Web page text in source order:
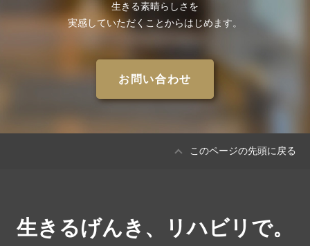
⽣きる素晴らしさを
実感していただくことからはじめます。
お問い合わせ
このページの先頭に戻る
生きるげんき、リハビリで。